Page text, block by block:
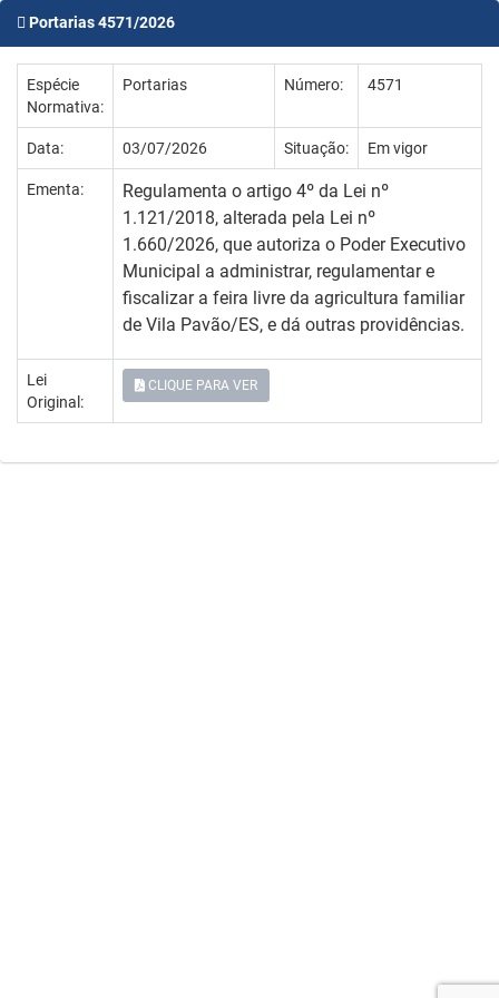
Portarias 4571/2026
Espécie
Normativa:
Portarias Número: 4571
Data: 03/07/2026 Situação: Em vigor
Ementa:
Regulamenta o artigo 4º da Lei nº
1.121/2018, alterada pela Lei nº
1.660/2026, que autoriza o Poder Executivo
Municipal a administrar, regulamentar e
fiscalizar a feira livre da agricultura familiar
de Vila Pavão/ES, e dá outras providências.
Lei
Original:
CLIQUE PARA VER